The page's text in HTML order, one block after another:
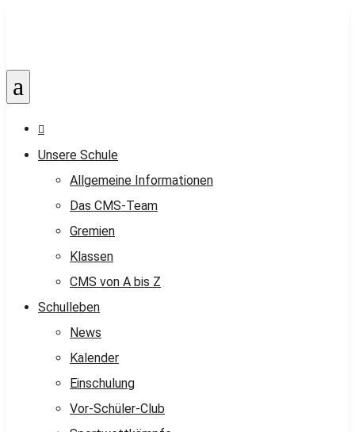
a

Unsere Schule
Allgemeine Informationen
Das CMS-Team
Gremien
Klassen
CMS von A bis Z
Schulleben
News
Kalender
Einschulung
Vor-Schüler-Club